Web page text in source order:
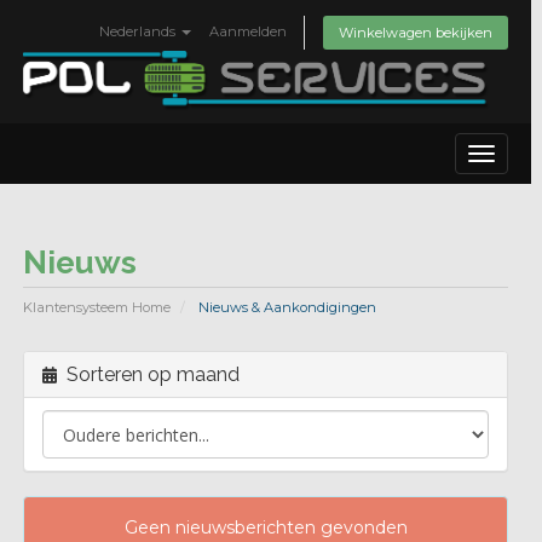
Nederlands Aanmelden Winkelwagen bekijken
Toggle
Nieuws
Klantensysteem Home Nieuws & Aankondigingen
Sorteren op maand
Geen nieuwsberichten gevonden